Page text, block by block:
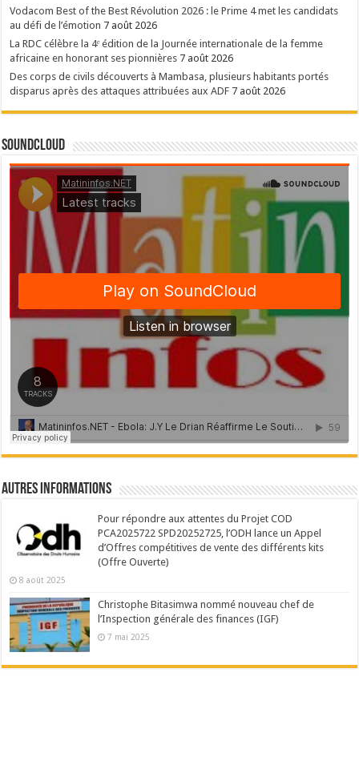
Vodacom Best of the Best Révolution 2026 : le Prime 4 met les candidats
au défi de l’émotion 7 août 2026
La RDC célèbre la 4ᵉ édition de la Journée internationale de la femme
africaine en honorant ses pionnières 7 août 2026
Des corps de civils découverts à Mambasa, plusieurs habitants portés
disparus après des attaques attribuées aux ADF 7 août 2026
SoundCloud
Autres Informations
Pour répondre aux attentes du Projet COD
PCA2025722 SPD20252725, l’ODH lance un Appel
d’Offres compétitives de vente des différents kits
(Offre Ouverte)
8 août 2025
Christophe Bitasimwa nommé nouveau chef de
l’Inspection générale des finances (IGF)
7 mai 2025